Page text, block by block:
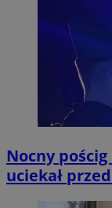
Nocny
uciekał